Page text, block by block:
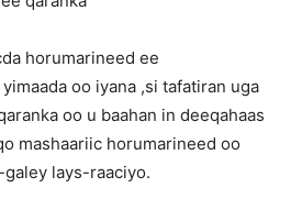
horumarineed ee
oo iyana ,si tafatiran uga
oo u baahan in deeqahaas
mashaariic horumarineed oo
lays-raaciyo.